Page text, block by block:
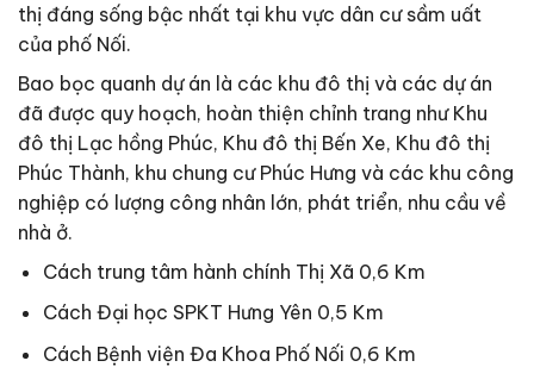
thị đáng sống bậc nhất tại khu vực dân cư sầm uất
của phố Nối.
Bao bọc quanh dự án là các khu đô thị và các dự án
đã được quy hoạch, hoàn thiện chỉnh trang như Khu
đô thị Lạc hồng Phúc, Khu đô thị Bến Xe, Khu đô thị
Phúc Thành, khu chung cư Phúc Hưng và các khu công
nghiệp có lượng công nhân lớn, phát triển, nhu cầu về
nhà ở.
Cách trung tâm hành chính Thị Xã 0,6 Km
Cách Đại học SPKT Hưng Yên 0,5 Km
Cách Bệnh viện Đa Khoa Phố Nối 0,6 Km